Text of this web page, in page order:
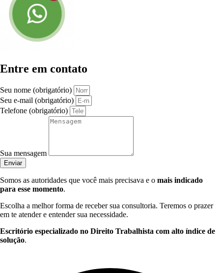
Entre em contato
Seu nome (obrigatório)
Seu e-mail (obrigatório)
Telefone (obrigatório)
Sua mensagem
Enviar
Somos as autoridades que você mais precisava e o mais indicado
para esse momento.
Escolha a melhor forma de receber sua consultoria. Teremos o prazer
em te atender e entender sua necessidade.
Escritório especializado no Direito Trabalhista com alto índice de
solução.